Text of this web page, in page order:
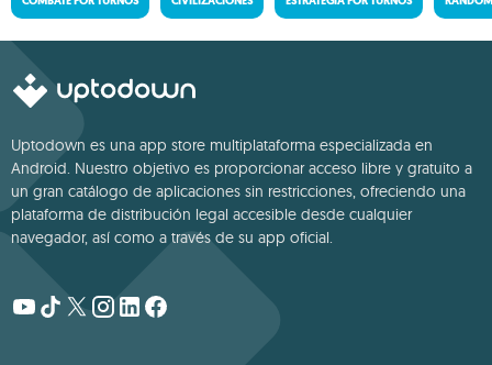
Uptodown es una app store multiplataforma especializada en
Android. Nuestro objetivo es proporcionar acceso libre y gratuito a
un gran catálogo de aplicaciones sin restricciones, ofreciendo una
plataforma de distribución legal accesible desde cualquier
navegador, así como a través de su app oficial.